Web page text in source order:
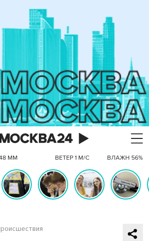
ММ ВЕТЕР 1 М/С ВЛАЖН 56%